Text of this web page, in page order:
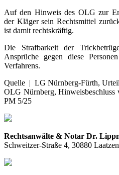
Auf den Hinweis des OLG zur
der Kläger sein Rechtsmittel
ist damit rechtskräftig.
Die Strafbarkeit der
Ansprüche gegen diese
Verfahrens.
Quelle | LG Nürnberg-Fürth,
OLG Nürnberg, Hinweisbeschluss
PM 5/25
Rechtsanwälte & Notar Dr.
Schweitzer-Straße 4, 30880 Laatzen